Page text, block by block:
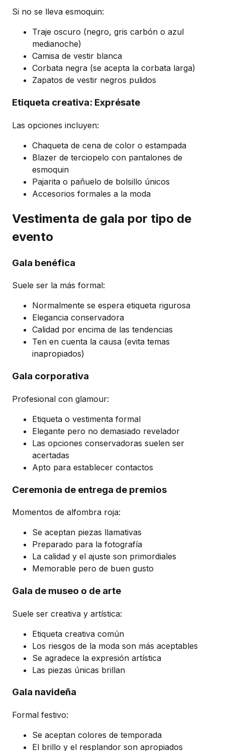
Si no se lleva esmoquin:
Traje oscuro (negro, gris carbón o azul
medianoche)
Camisa de vestir blanca
Corbata negra (se acepta la corbata larga)
Zapatos de vestir negros pulidos
Etiqueta creativa: Exprésate
Las opciones incluyen:
Chaqueta de cena de color o estampada
Blazer de terciopelo con pantalones de
esmoquin
Pajarita o pañuelo de bolsillo únicos
Accesorios formales a la moda
Vestimenta de gala por tipo de
evento
Gala benéfica
Suele ser la más formal:
Normalmente se espera etiqueta rigurosa
Elegancia conservadora
Calidad por encima de las tendencias
Ten en cuenta la causa (evita temas
inapropiados)
Gala corporativa
Profesional con glamour:
Etiqueta o vestimenta formal
Elegante pero no demasiado revelador
Las opciones conservadoras suelen ser
acertadas
Apto para establecer contactos
Ceremonia de entrega de premios
Momentos de alfombra roja:
Se aceptan piezas llamativas
Preparado para la fotografía
La calidad y el ajuste son primordiales
Memorable pero de buen gusto
Gala de museo o de arte
Suele ser creativa y artística:
Etiqueta creativa común
Los riesgos de la moda son más aceptables
Se agradece la expresión artística
Las piezas únicas brillan
Gala navideña
Formal festivo:
Se aceptan colores de temporada
El brillo y el resplandor son apropiados